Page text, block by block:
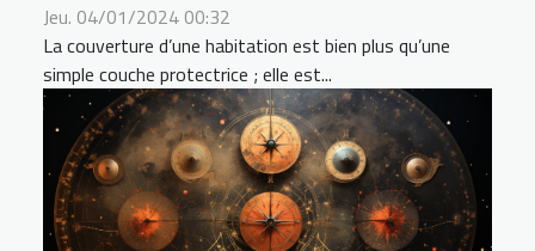
Jeu. 04/01/2024 00:32
La couverture d’une habitation est bien plus qu’une
simple couche protectrice ; elle est...